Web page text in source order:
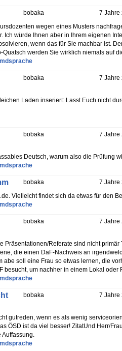
7 Jahre
bobaka
wegen eines Musters
Ich würde Ihnen aber in Ihrem eigenen
wenn das für Sie machbar ist.
werden Sie wirklich niemals auf
7 Jahre
bobaka
Laden inseriert: Lasst Euch nicht
7 Jahre
bobaka
Deutsch, warum also die Prüfung
7 Jahre
bobaka
Vielleicht findet sich da etwas für den
7 Jahre
bobaka
Präsentationen/Referate sind nicht
die einen DaF-Nachweis an
soll eine Frau so etwas lernen, die
besucht, um nachher in einem Lokal oder
7 Jahre
bobaka
gutreden, wenn es als wenig
ÖSD ist da viel besser! ZitatUnd Herr/